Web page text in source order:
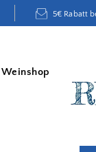
5€ Rabatt
Weinshop